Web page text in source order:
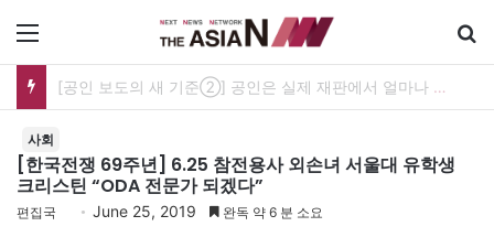
[공인 보도의 새 기준②] 공인은 실제 재판에서 얼마나 보호받나…명예훼손과 사생활 보도의 경계
사회
[한국전쟁 69주년] 6.25 참전용사 외손녀 서울대 유학생
크리스틴 “ODA 전문가 되겠다”
편집국 June 25, 2019 완독 약 6 분 소요